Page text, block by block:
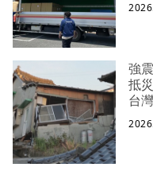
強
抵
台